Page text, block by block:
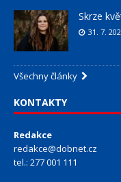
Skrze
31. 7.
Všechny články
KONTAKTY
Redakce
redakce@dobnet.cz
tel.: 277 001 111